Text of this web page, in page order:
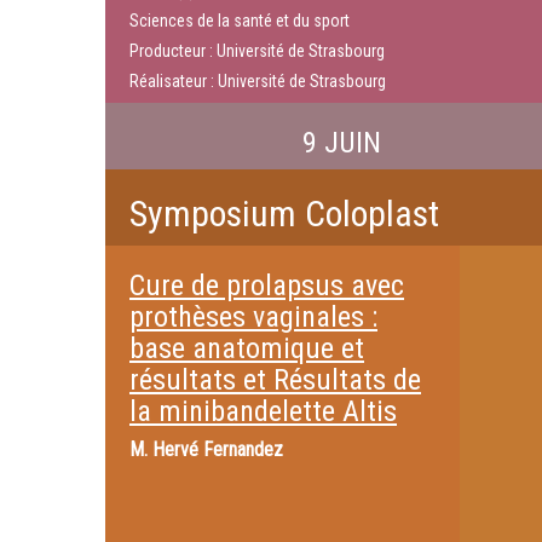
Sciences de la santé et du sport
Producteur : Université de Strasbourg
Réalisateur : Université de Strasbourg
9 JUIN
Symposium Coloplast
Cure de prolapsus avec
prothèses vaginales :
base anatomique et
résultats et Résultats de
la minibandelette Altis
M. Hervé Fernandez